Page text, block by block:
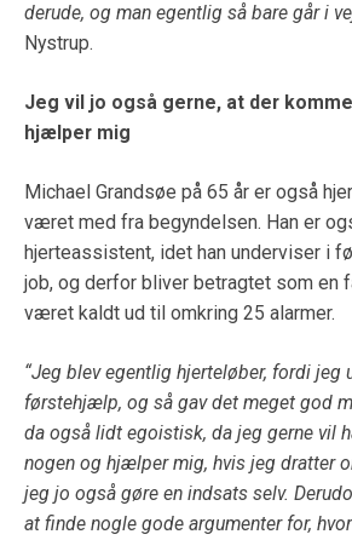
derude, og man egentlig så bare går i
Nystrup.
Jeg vil jo også gerne, at der
hjælper mig
Michael Grandsøe på 65 år er også
været med fra begyndelsen. Han er
hjerteassistent, idet han underviser i
job, og derfor bliver betragtet som en
været kaldt ud til omkring 25 alarmer.
“Jeg blev egentlig hjerteløber, fordi jeg
førstehjælp, og så gav det meget god
da også lidt egoistisk, da jeg gerne vil
nogen og hjælper mig, hvis jeg dratter
jeg jo også gøre en indsats selv.
at finde nogle gode argumenter for,